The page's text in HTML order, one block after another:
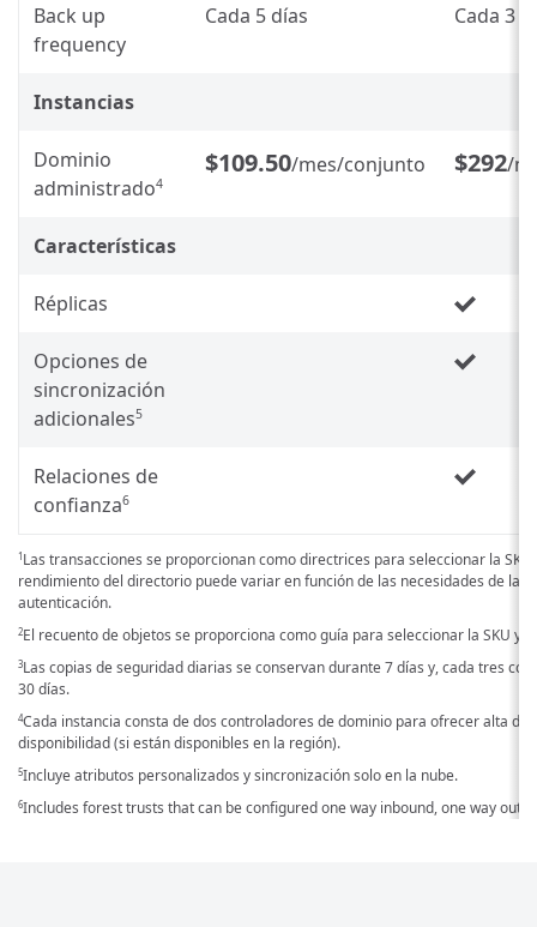
Back up
frequency
Cada 5 días Cada 3
Instancias
Dominio
administrado4
$109.50/mes/conjunto $292/
Características
Réplicas
Opciones de
sincronización
adicionales5
Relaciones de
confianza6
1 Las transacciones se proporcionan como directrices para seleccionar la
rendimiento del directorio puede variar en función de las necesidades de las
autenticación.
2El recuento de objetos se proporciona como guía para seleccionar la SKU y
3Las copias de seguridad diarias se conservan durante 7 días y, cada tres
30 días.
4Cada instancia consta de dos controladores de dominio para ofrecer alta
disponibilidad (si están disponibles en la región).
5Incluye atributos personalizados y sincronización solo en la nube.
6Includes forest trusts that can be configured one way inbound, one way